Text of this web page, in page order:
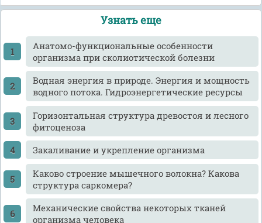
Узнать еще
Анатомо-функциональные особенности
организма при сколиотической болезни
Водная энергия в природе. Энергия и мощность
водного потока. Гидроэнергетические ресурсы
Горизонтальная структура древостоя и лесного
фитоценоза
Закаливание и укрепление организма
Каково строение мышечного волокна? Какова
структура саркомера?
Механические свойства некоторых тканей
организма человека